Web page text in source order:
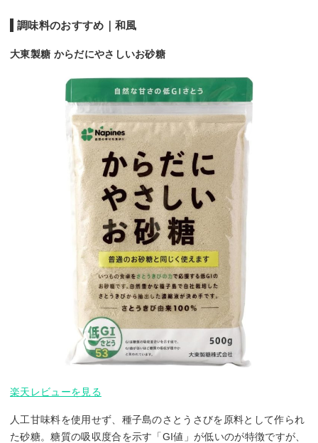
調味料のおすすめ｜和風
大東製糖 からだにやさしいお砂糖
楽天レビューを見る
人工甘味料を使用せず、種子島のさとうさびを原料として作られ
た砂糖。糖質の吸収度合を示す「GI値」が低いのが特徴ですが、